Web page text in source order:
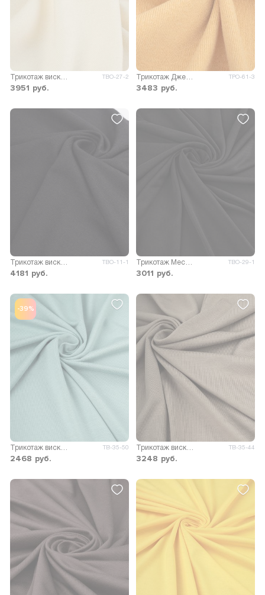
ТВО-27-2
3951 руб.
ТРО-61-3
3483 руб.
ТВО-11-1
4181 руб.
ТВО-29-1
3011 руб.
-39%
ТВ-35-50
2468 руб.
ТВ-35-44
3248 руб.